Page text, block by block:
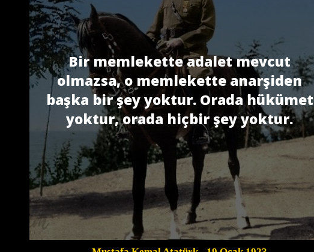
Bir memlekette adalet mevcut
olmazsa, o memlekette anarşiden
başka bir şey yoktur. Orada hükümet
yoktur, orada hiçbir şey yoktur.